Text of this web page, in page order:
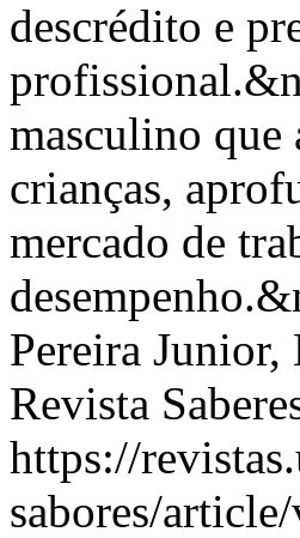
descrédito e
masculino que
crianças,
mercado de
Pereira
Revista
https://
sabores/